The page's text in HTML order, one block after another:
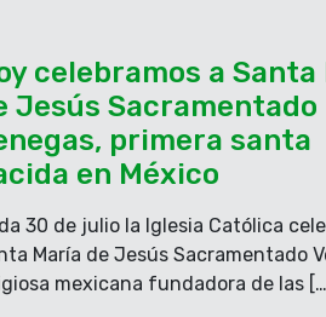
celebramos a Santa
Jesús Sacramentado
primera santa
en México
30 de julio la Iglesia Católica
María de Jesús Sacramentado
mexicana fundadora de las